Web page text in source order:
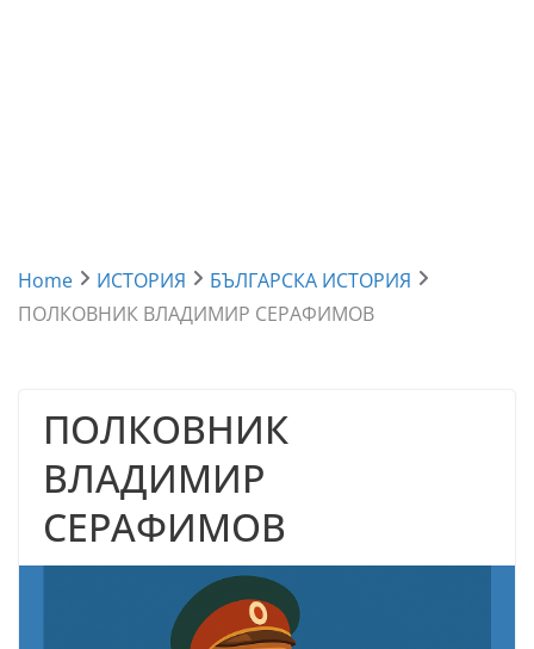
Home ИСТОРИЯ
БЪЛГАРСКА ИСТОРИЯ
ПОЛКОВНИК ВЛАДИМИР СЕРАФИМОВ
ПОЛКОВНИК
ВЛАДИМИР
СЕРАФИМОВ